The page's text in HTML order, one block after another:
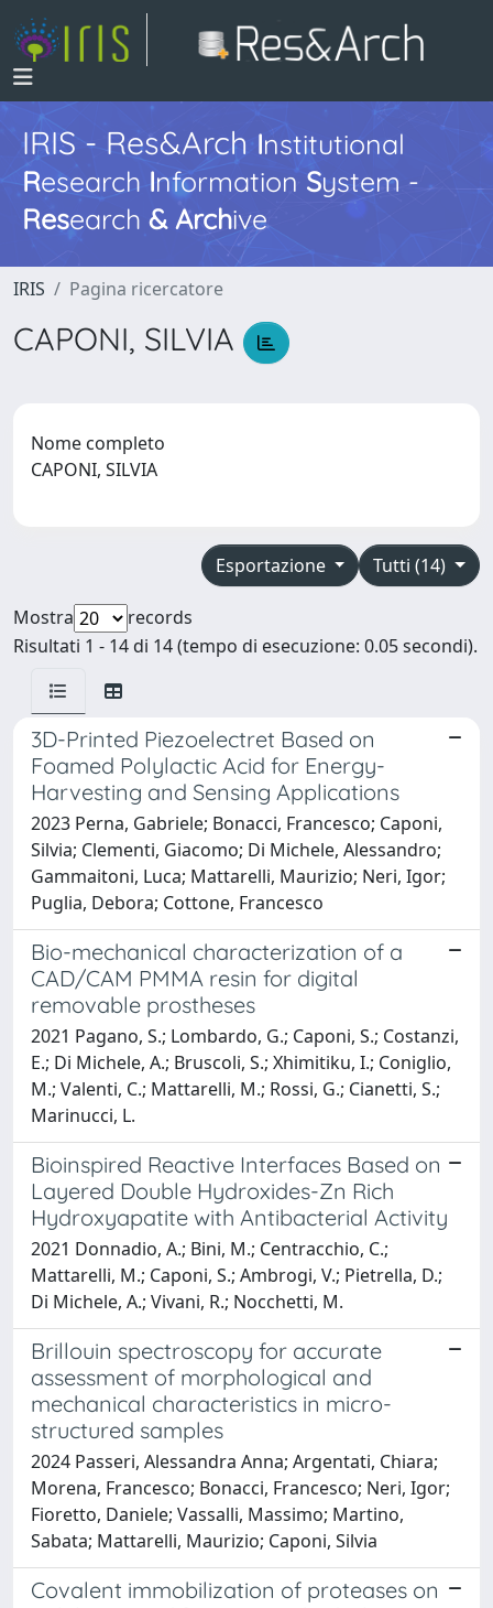
IRIS - Res&ArchInstitutional
Research InformationSystem -
Research & Archive
IRIS Pagina ricercatore
CAPONI, SILVIA
Nome completo
CAPONI, SILVIA
Tutti (14)
Esportazione
Mostra
records
Risultati 1 - 14 di 14 (tempo di esecuzione: 0.05 secondi).
3D-Printed Piezoelectret Based on
Foamed Polylactic Acid for Energy-
Harvesting and Sensing Applications
2023 Perna, Gabriele; Bonacci, Francesco; Caponi,
Silvia; Clementi, Giacomo; Di Michele, Alessandro;
Gammaitoni, Luca; Mattarelli, Maurizio; Neri, Igor;
Puglia, Debora; Cottone, Francesco
Bio-mechanical characterization of a
CAD/CAM PMMA resin for digital
removable prostheses
2021 Pagano, S.; Lombardo, G.; Caponi, S.; Costanzi,
E.; Di Michele, A.; Bruscoli, S.; Xhimitiku, I.; Coniglio,
M.; Valenti, C.; Mattarelli, M.; Rossi, G.; Cianetti, S.;
Marinucci, L.
Bioinspired Reactive Interfaces Based on
Layered Double Hydroxides-Zn Rich
Hydroxyapatite with Antibacterial Activity
2021 Donnadio, A.; Bini, M.; Centracchio, C.;
Mattarelli, M.; Caponi, S.; Ambrogi, V.; Pietrella, D.;
Di Michele, A.; Vivani, R.; Nocchetti, M.
Brillouin spectroscopy for accurate
assessment of morphological and
mechanical characteristics in micro-
structured samples
2024 Passeri, Alessandra Anna; Argentati, Chiara;
Morena, Francesco; Bonacci, Francesco; Neri, Igor;
Fioretto, Daniele; Vassalli, Massimo; Martino,
Sabata; Mattarelli, Maurizio; Caponi, Silvia
Covalent immobilization of proteases on